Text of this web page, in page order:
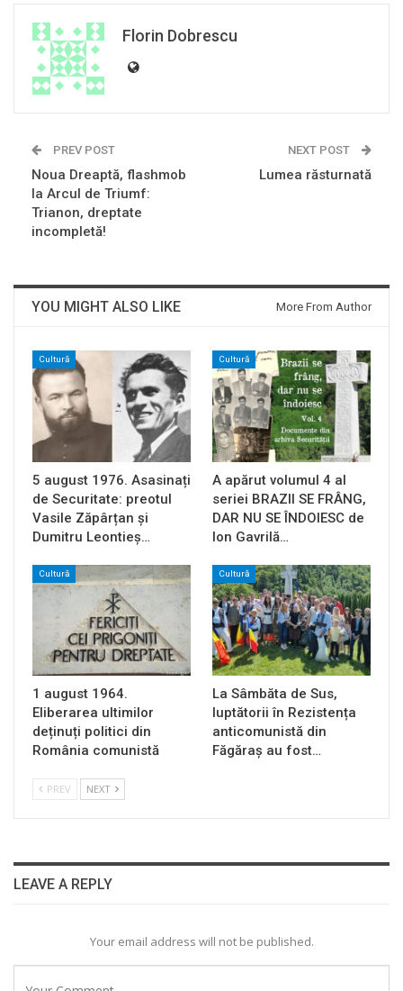
Florin Dobrescu
PREV POST
Noua Dreaptă, flashmob
la Arcul de Triumf:
Trianon, dreptate
incompletă!
NEXT POST
Lumea răsturnată
YOU MIGHT ALSO LIKE More From Author
Cultură
5 august 1976. Asasinați
de Securitate: preotul
Vasile Zăpârțan și
Dumitru Leontieș…
Cultură
A apărut volumul 4 al
seriei BRAZII SE FRÂNG,
DAR NU SE ÎNDOIESC de
Ion Gavrilă…
Cultură
1 august 1964.
Eliberarea ultimilor
deținuți politici din
România comunistă
Cultură
La Sâmbăta de Sus,
luptătorii în Rezistența
anticomunistă din
Făgăraș au fost…
PREV NEXT
LEAVE A REPLY
Your email address will not be published.